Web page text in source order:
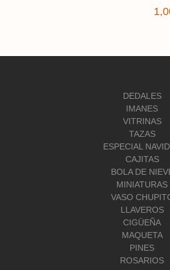
DEDALES
IMANES
VITRINAS
TAZAS
ESPECIAL
CAJITAS
BOLA DE
MINIATURAS
VASO
LLAVEROS
CIGÜEÑA
MAQUETA
PINES
ROSARIOS